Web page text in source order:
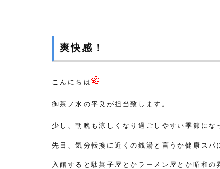
爽快感！
こんにちは
御茶ノ水の平良が担当致します。
少し、朝晩も涼しくなり過ごしやすい季節にな
先日、気分転換に近くの銭湯と言うか健康スパ
入館すると駄菓子屋とかラーメン屋とか昭和